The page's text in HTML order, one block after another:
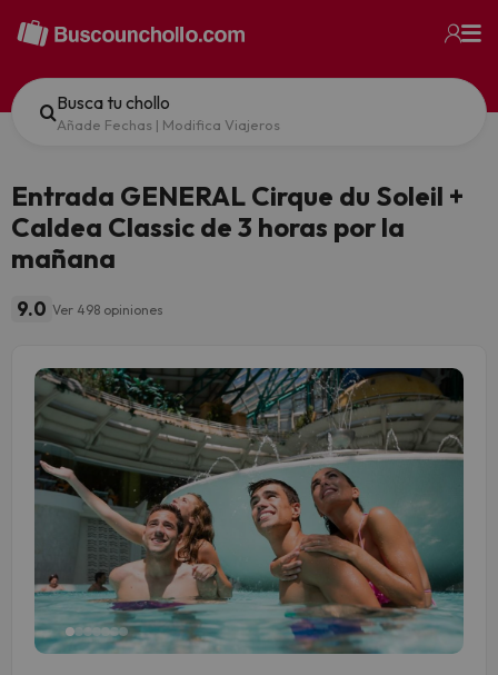
Busca tu chollo
Añade Fechas | Modifica Viajeros
Entrada GENERAL Cirque du Soleil +
Caldea Classic de 3 horas por la
mañana
9.0 Ver 498 opiniones